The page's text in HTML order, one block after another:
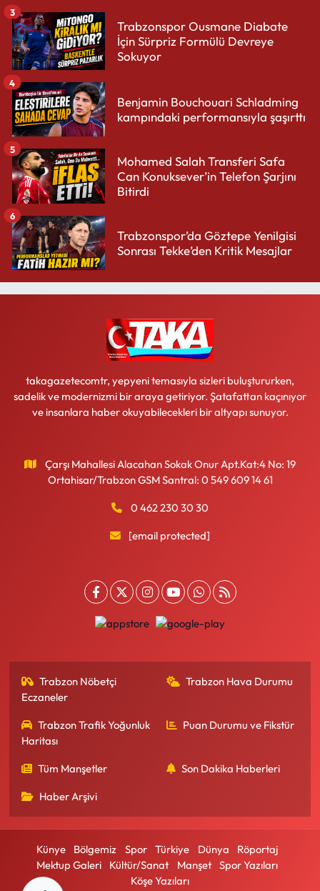
Trabzonspor Ousmane Diabate
İçin Sürpriz Formülü Devreye
Sokuyor
3
Benjamin Bouchouari Schladming
kampındaki performansıyla şaşırttı
4
Mohamed Salah Transferi Safa
Can Konuksever’in Telefon Şarjını
Bitirdi
5
Trabzonspor’da Göztepe Yenilgisi
Sonrası Tekke’den Kritik Mesajlar
6
takagazetecomtr, yepyeni temasıyla sizleri buluştururken,
sadelik ve modernizmi bir araya getiriyor. Şatafattan kaçınıyor
ve insanlara haber okuyabilecekleri bir altyapı sunuyor.
Çarşı Mahallesi Alacahan Sokak Onur Apt.Kat:4 No: 19
Ortahisar/Trabzon GSM Santral: 0 549 609 14 61
0 462 230 30 30
[email protected]
Trabzon Nöbetçi
Eczaneler
Trabzon Hava Durumu
Trabzon Trafik Yoğunluk
Haritası
Puan Durumu ve Fikstür
Tüm Manşetler Son Dakika Haberleri
Haber Arşivi
Künye Bölgemiz Spor Türkiye Dünya
Röportaj
Mektup Galeri
Kültür/Sanat Manşet
Spor Yazıları
Köşe Yazıları